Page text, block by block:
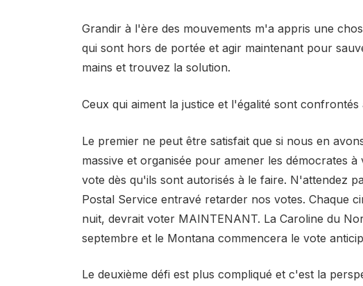
Grandir à l'ère des mouvements m'a appris une
qui sont hors de portée et agir maintenant pour
mains et trouvez la solution.
Ceux qui aiment la justice et l'égalité sont confrontés
Le premier ne peut être satisfait que si nous en
massive et organisée pour amener les démocrates
vote dès qu'ils sont autorisés à le faire. N'attendez
Postal Service entravé retarder nos votes. Chaque
nuit, devrait voter MAINTENANT. La Caroline du
septembre et le Montana commencera le vote
Le deuxième défi est plus compliqué et c'est la